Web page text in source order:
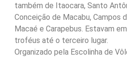
também de Itaocara, Santo
Conceição de Macabu, Campos
Macaé e Carapebus. Estavam
troféus até o terceiro lugar.
Organizado pela Escolinha de